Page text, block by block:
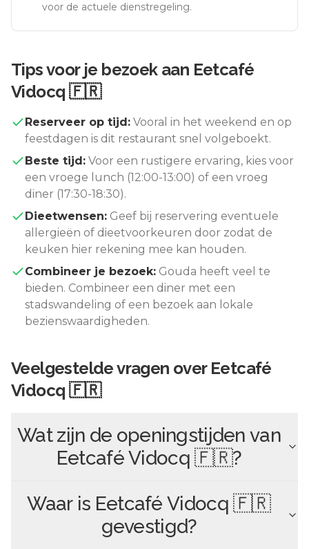
voor de actuele dienstregeling.
Tips voor je bezoek aan Eetcafé
Vidocq 🇫🇷
Reserveer op tijd: Vooral in het weekend en op
feestdagen is dit restaurant snel volgeboekt.
Beste tijd: Voor een rustigere ervaring, kies voor
een vroege lunch (12:00-13:00) of een vroeg
diner (17:30-18:30).
Dieetwensen: Geef bij reservering eventuele
allergieën of dieetvoorkeuren door zodat de
keuken hier rekening mee kan houden.
Combineer je bezoek: Gouda heeft veel te
bieden. Combineer een diner met een
stadswandeling of een bezoek aan lokale
bezienswaardigheden.
Veelgestelde vragen over Eetcafé
Vidocq 🇫🇷
Wat zijn de openingstijden van
Eetcafé Vidocq 🇫🇷?
Waar is Eetcafé Vidocq 🇫🇷
gevestigd?